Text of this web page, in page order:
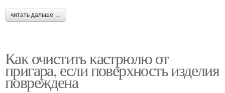
читать дальше →
Как очистить кастрюлю от
пригара, если поверхность изделия
повреждена